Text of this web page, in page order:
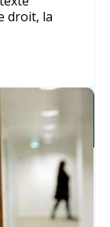
droit, la